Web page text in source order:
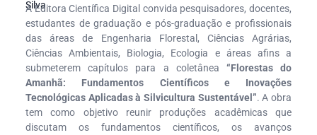
A Editora Científica Digital convida pesquisadores, docentes,
estudantes de graduação e pós-graduação e profissionais
das áreas de Engenharia Florestal, Ciências Agrárias,
Ciências Ambientais, Biologia, Ecologia e áreas afins a
submeterem capítulos para a coletânea “Florestas do
Amanhã: Fundamentos Científicos e Inovações
Tecnológicas Aplicadas à Silvicultura Sustentável”. A obra
tem como objetivo reunir produções acadêmicas que
discutam os fundamentos científicos, os avanços